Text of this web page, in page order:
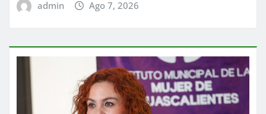
admin Ago 7, 2026